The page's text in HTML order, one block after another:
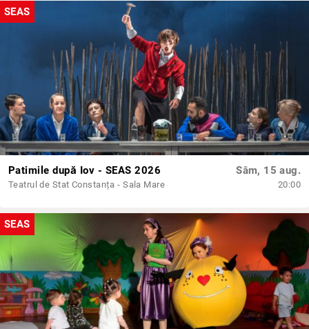
SEAS
Patimile după Iov - SEAS 2026
Teatrul de Stat Constanța - Sala Mare
Sâm, 15 aug.
20:00
SEAS